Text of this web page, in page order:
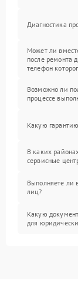
Диагностика
Может ли
после ремонта
телефон
Возможно ли
процессе
Какую
В каких
сервисные
Выполняете ли
лиц?
Какую
для